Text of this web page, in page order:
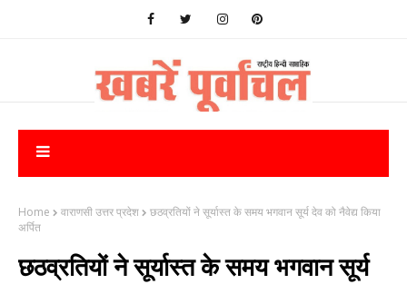
Home वाराणसी उत्तर प्रदेश
छठव्रतियों ने सूर्यास्त के समय भगवान सूर्य देव को नैवेद्य किया
अर्पित
छठव्रतियों ने सूर्यास्त के समय भगवान सूर्य